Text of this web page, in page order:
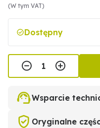
(W tym VAT)
Dostępny
Wsparcie
Oryginalne